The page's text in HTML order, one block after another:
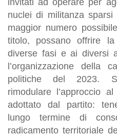
nuclei di militanza
maggior numero
titolo, possano offrire
diverse fasi e ai diversi
l’organizzazione della
politiche del 2023.
rimodulare l’approccio
adottato dal partito:
lungo termine di
radicamento territoriale